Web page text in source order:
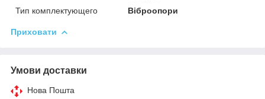
Тип комплектующего
Віброопори
Приховати
Умови доставки
Нова Пошта